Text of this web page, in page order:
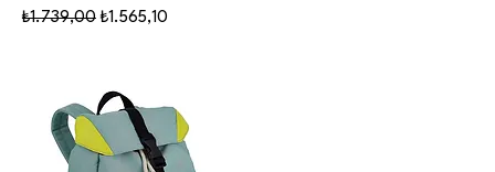
Normal Fiyat
₺1.739,00 İndirimli Fiyat
₺1.565,10